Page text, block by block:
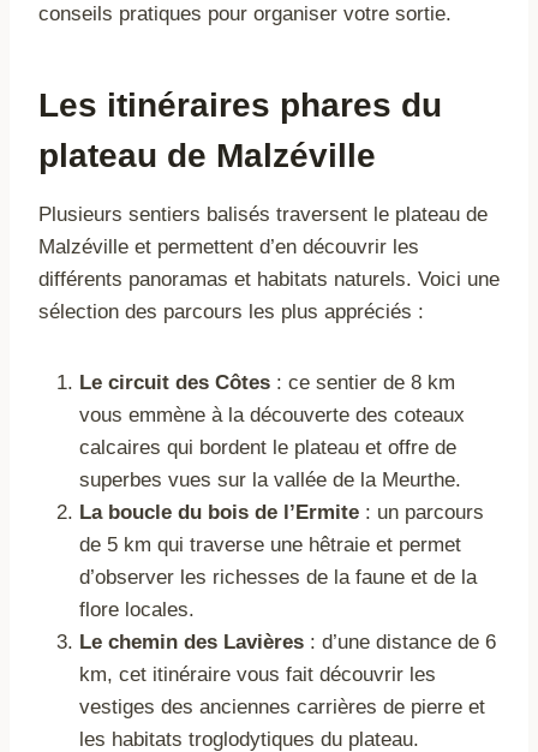
conseils pratiques pour organiser votre sortie.
Les itinéraires phares du
plateau de Malzéville
Plusieurs sentiers balisés traversent le plateau de
Malzéville et permettent d’en découvrir les
différents panoramas et habitats naturels. Voici une
sélection des parcours les plus appréciés :
Le circuit des Côtes : ce sentier de 8 km
vous emmène à la découverte des coteaux
calcaires qui bordent le plateau et offre de
superbes vues sur la vallée de la Meurthe.
La boucle du bois de l’Ermite : un parcours
de 5 km qui traverse une hêtraie et permet
d’observer les richesses de la faune et de la
flore locales.
Le chemin des Lavières : d’une distance de 6
km, cet itinéraire vous fait découvrir les
vestiges des anciennes carrières de pierre et
les habitats troglodytiques du plateau.